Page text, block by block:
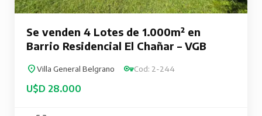
Se venden 4 Lotes de 1.000m² en
Barrio Residencial El Chañar – VGB
Villa General Belgrano Cod: 2-244
U$D 28.000